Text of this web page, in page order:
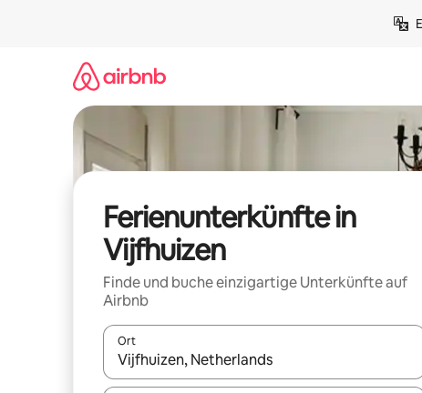
Ferienunterkünfte in
Vijfhuizen
Finde und buche einzigartige Unterkünfte auf
Airbnb
Ort
Wenn Ergebnisse verfügbar sind, navigiere mit